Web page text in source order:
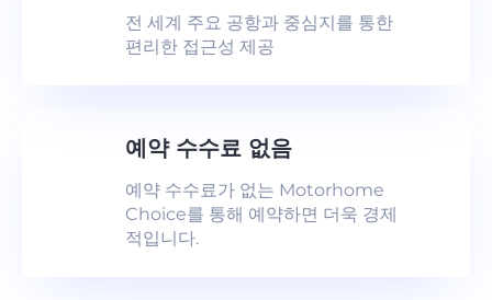
전 세계 주요 공항과 중심지를 통한
편리한 접근성 제공
예약 수수료 없음
예약 수수료가 없는 Motorhome
Choice를 통해 예약하면 더욱 경제
적입니다.